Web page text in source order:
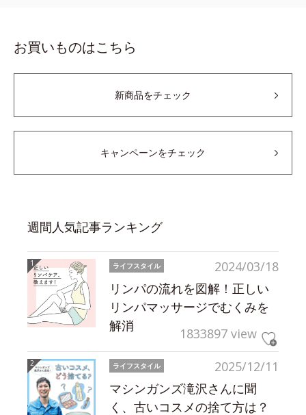
お買いものはこちら
新商品をチェック
キャンペーンをチェック
週間人気記事ランキング
2024/03/18
ライフスタイル
リンパの流れを図解！正しい
リンパマッサージでむくみを
解消
1833897 view
2025/12/11
ライフスタイル
マシンガンズ滝沢さんに聞
く、古いコスメの捨て方は？